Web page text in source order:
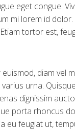
eget congue.
mi lorem id
tortor est,
diam vel
urna.
dignissim
porta rhoncus
feugiat ut,